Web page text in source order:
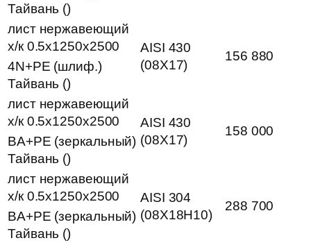
Тайвань ()
лист нержавеющий
х/к 0.5х1250х2500
AISI 430
(08Х17)
156 880
4N+PE (шлиф.)
Тайвань ()
лист нержавеющий
х/к 0.5х1250х2500
AISI 430
(08Х17)
158 000
BA+PE (зеркальный)
Тайвань ()
лист нержавеющий
х/к 0.5х1250х2500
AISI 304
(08Х18Н10)
288 700
BA+PE (зеркальный)
Тайвань ()